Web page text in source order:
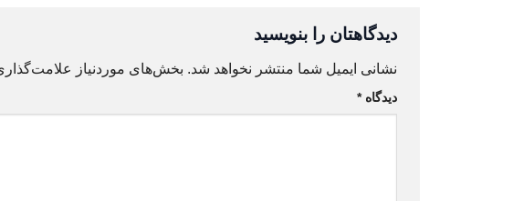
دیدگاهتان را بنویسید
نشانی ایمیل شما منتشر نخواهد شد. بخش‌های موردنیاز
دیدگاه*